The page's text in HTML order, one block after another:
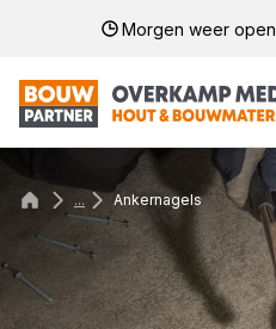
Morgen weer open
... Ankernagels